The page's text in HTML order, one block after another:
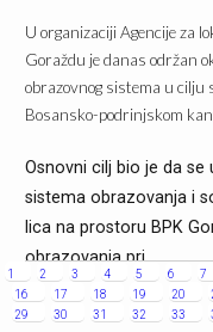
U organizaciji Agencije za
Goraždu je danas održan
obrazovnog sistema u cilju
Bosansko-podrinjskom
Osnovni cilj bio je da
sistema obrazovanja i
lica na prostoru BPK
obrazovanja pri...
Saznaj više
1 2 3 4 5 6 7
16
17 18 19 20
29
30 31 32 33